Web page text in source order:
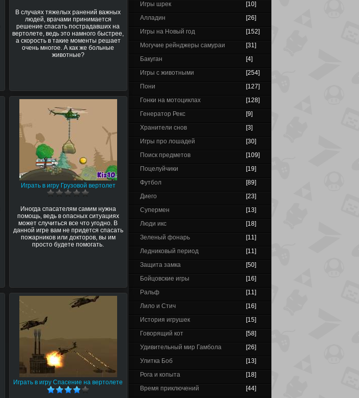
В случаях тяжелых ранений важных
людей, врачами принимается
решение спасать пострадавших на
вертолете, ведь это намного быстрее,
а скорость в такие моменты решает
очень многое. А как же больные
животные?
Играть в игру Грузовой вертолет
Иногда спасателям самим нужна
помощь, ведь в опасных ситуациях
может случиться все что угодно. В
данной игре вам не придется спасать
пожарников или докторов, вы им
просто будете помогать.
Играть в игру Спасение на вертолете
Игры шрек
[10]
Алладин
[26]
Игры на Новый год
[152]
Могучие рейнджеры самураи
[31]
Бакуган
[4]
Игры с животными
[254]
Пони
[127]
Гонки на мотоциклах
[128]
Генератор Рекс
[9]
Хранители снов
[3]
Игры про лошадей
[30]
Поиск предметов
[109]
Поцелуйчики
[19]
Футбол
[89]
Диего
[23]
Супермен
[13]
Люди икс
[18]
Зеленый фонарь
[11]
Ледниковый период
[11]
Защита замка
[50]
Бойцовские игры
[16]
Ральф
[11]
Лило и Стич
[16]
История игрушек
[15]
Говорящий кот
[58]
Удивительный мир Гамбола
[26]
Улитка Боб
[13]
Рога и копыта
[18]
Время приключений
[44]